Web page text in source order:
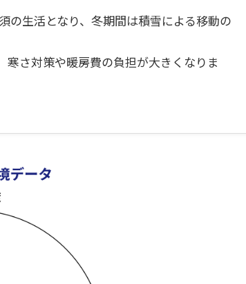
の生活となり、冬期間は積雪による移動の
さ対策や暖房費の負担が大きくなりま